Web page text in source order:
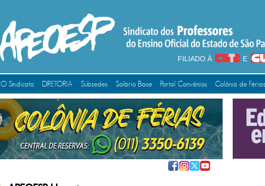
FILIADO À E
O Sindicato DIRETORIA Subsedes Salário Base Portal Convênios Colônia de Férias